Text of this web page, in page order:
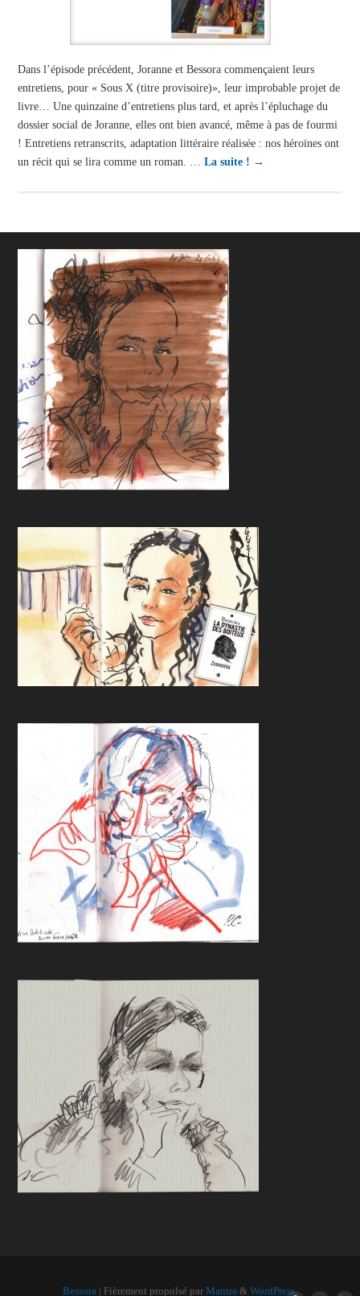
Dans l’épisode précédent, Joranne et Bessora commençaient leurs
entretiens, pour « Sous X (titre provisoire)», leur improbable projet de
livre… Une quinzaine d’entretiens plus tard, et après l’épluchage du
dossier social de Joranne, elles ont bien avancé, même à pas de fourmi
! Entretiens retranscrits, adaptation littéraire réalisée : nos héroïnes ont
un récit qui se lira comme un roman. … La suite ! →
Bessora | Fièrement propulsé par Mantra & WordPress.